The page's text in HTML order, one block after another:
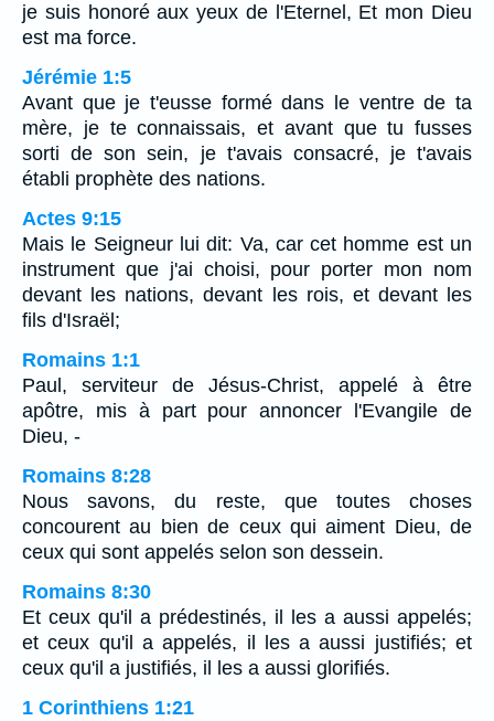
je suis honoré aux yeux de l'Eternel, Et mon Dieu
est ma force.
Jérémie 1:5
Avant que je t'eusse formé dans le ventre de ta
mère, je te connaissais, et avant que tu fusses
sorti de son sein, je t'avais consacré, je t'avais
établi prophète des nations.
Actes 9:15
Mais le Seigneur lui dit: Va, car cet homme est un
instrument que j'ai choisi, pour porter mon nom
devant les nations, devant les rois, et devant les
fils d'Israël;
Romains 1:1
Paul, serviteur de Jésus-Christ, appelé à être
apôtre, mis à part pour annoncer l'Evangile de
Dieu, -
Romains 8:28
Nous savons, du reste, que toutes choses
concourent au bien de ceux qui aiment Dieu, de
ceux qui sont appelés selon son dessein.
Romains 8:30
Et ceux qu'il a prédestinés, il les a aussi appelés;
et ceux qu'il a appelés, il les a aussi justifiés; et
ceux qu'il a justifiés, il les a aussi glorifiés.
1 Corinthiens 1:21